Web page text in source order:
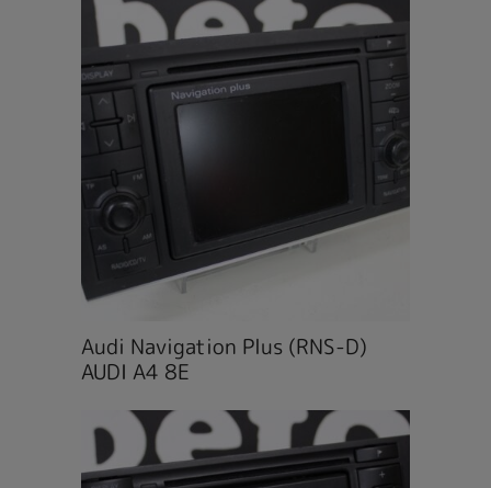
Audi Navigation Plus (RNS-D)
AUDI A4 8E